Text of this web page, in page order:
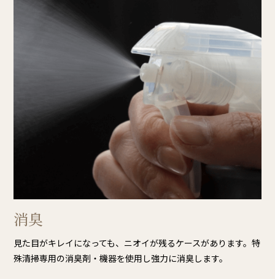
消臭
見た目がキレイになっても、ニオイが残るケースがあります。特
殊清掃専用の消臭剤・機器を使用し強力に消臭します。